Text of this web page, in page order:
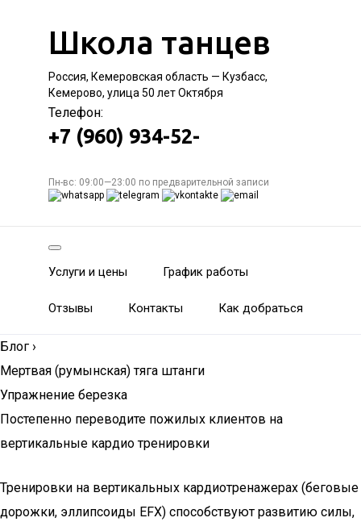
Школа танцев
Россия, Кемеровская область — Кузбасс,
Кемерово, улица 50 лет Октября
Телефон:
+7 (960) 934-52-
Пн-вс: 09:00—23:00 по предварительной записи
Услуги и цены График работы
Отзывы Контакты Как добраться
Блог ›
Мертвая (румынская) тяга штанги
Упражнение березка
Постепенно переводите пожилых клиентов на
вертикальные кардио тренировки
Тренировки на вертикальных кардиотренажерах (беговые
дорожки, эллипсоиды EFX) способствуют развитию силы,